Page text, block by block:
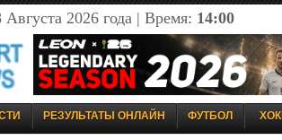
2026 года | Время: 14:00
РЕЗУЛЬТАТЫ ОНЛАЙН ФУТБОЛ